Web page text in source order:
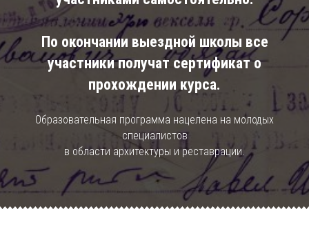
По окончании выездной школы все
участники получат сертификат о
прохождении курса.
Образовательная программа нацелена на молодых
специалистов
в области архитектуры и реставрации.